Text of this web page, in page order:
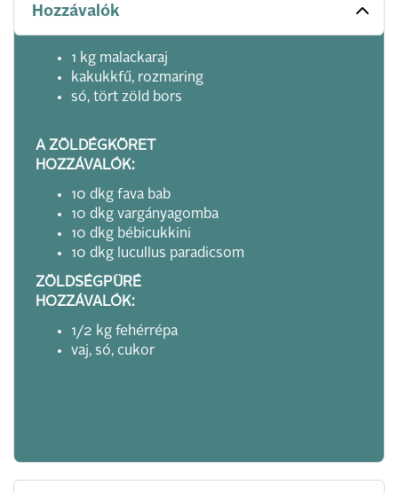
Hozzávalók
1 kg malackaraj
kakukkfű, rozmaring
só, tört zöld bors
A ZÖLDÉGKÖRET
HOZZÁVALÓK:
10 dkg fava bab
10 dkg vargányagomba
10 dkg bébicukkini
10 dkg lucullus paradicsom
ZÖLDSÉGPÜRÉ
HOZZÁVALÓK:
1/2 kg fehérrépa
vaj, só, cukor